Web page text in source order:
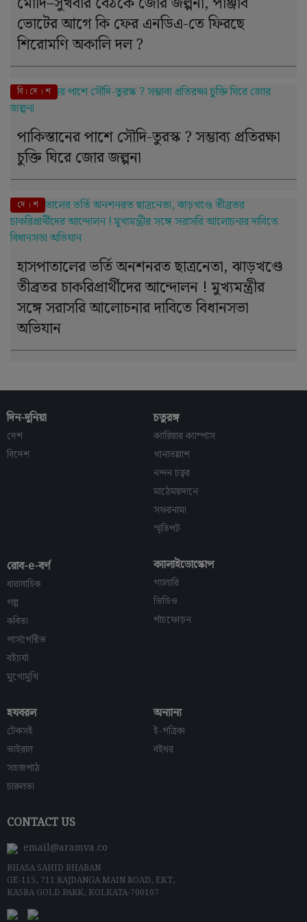
ভোটের আগে কি ফের এনডিএ-তে ফিরছে
শিরোমণি অকালি দল ?
বি। দে । শ
পাকিস্তানের পাশে সৌদি-তুরস্ক ? সম্ভাব্য প্রতিরক্ষা
চুক্তি ঘিরে জোর জল্পনা
দে । শ
হাসপাতালের ভর্তি অনশনরত ছাত্রনেতা, ঝাড়খণ্ডে
তীব্রতর চাকরিপ্রার্থীদের আন্দোলন ! মুখ্যমন্ত্রীর
সঙ্গে সরাসরি আলোচনার দাবিতে বিধানসভা
অভিযান
দিন-দুনিয়া
দেশ
বিদেশ
চতুরঙ্গ
ক্যারিয়ার ক্যাম্পাস
খানাতল্লাশ
নন্দন চত্বর
মাঠেময়দানে
সফরনামা
স্মৃতিপট
রোব-e-বর্ণ
ধারাবাহিক
গল্প
কবিতা
পার্সপেক্টিভ
বইচর্যা
মুখোমুখি
ক্যালাইডোস্কোপ
গ্যালারি
ভিডিও
পাঁচফোড়ন
হযবরল
টেকসই
ভাইরাল
সহজপাঠ
চারুলতা
অন্যান্য
ই-পত্রিকা
বইঘর
CONTACT US
email@aramva.co
BHASA SAHID BHABAN
GE-115, 711 RAJDANGA MAIN ROAD, EKT,
KASBA GOLD PARK, KOLKATA-700107